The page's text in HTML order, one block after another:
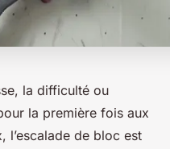
la difficulté ou
la première fois aux
l’escalade de bloc est